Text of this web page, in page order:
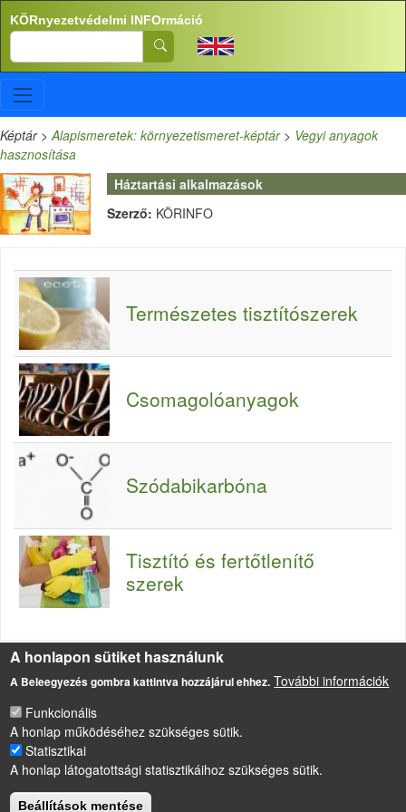
Ugrás a tartalomra
KÖRnyezetvédelmi INFOrmáció
Search
Képtár>Alapismeretek: környezetismeret-képtár> Vegyi anyagok
hasznosítása
Háztartási alkalmazások
Szerző: KÖRINFO
Természetes tisztítószerek
Csomagolóanyagok
Szódabikarbóna
Tisztító és fertőtlenítő
szerek
Forrás
LÁBLÉC
Impresszum
Sütikezelési szabályzat
A honlapon sütiket használunk
A Beleegyezés gombra kattintva hozzájárul ehhez. További információk
Funkcionális
A honlap működéséhez szükséges sütik.
Statisztikai
A honlap látogatottsági statisztikáihoz szükséges sütik.
Beállítások mentése